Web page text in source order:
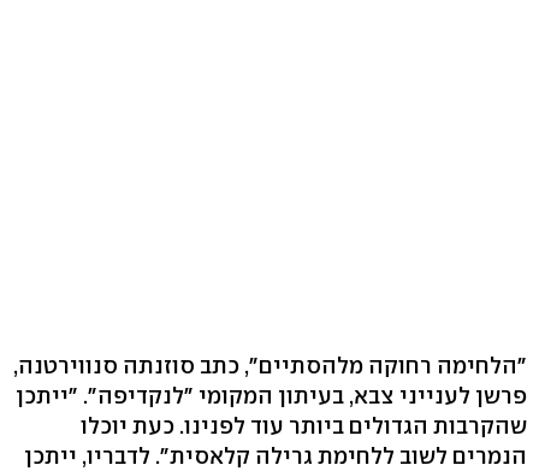
"הלחימה רחוקה מלהסתיים", כתב סוזנתה סנווירטנה,
פרשן לענייני צבא, בעיתון המקומי "לנקדיפה". "ייתכן
שהקרבות הגדולים ביותר עוד לפנינו. כעת יוכלו
הנמרים לשוב ללחימת גרילה קלאסית". לדבריו, ייתכן